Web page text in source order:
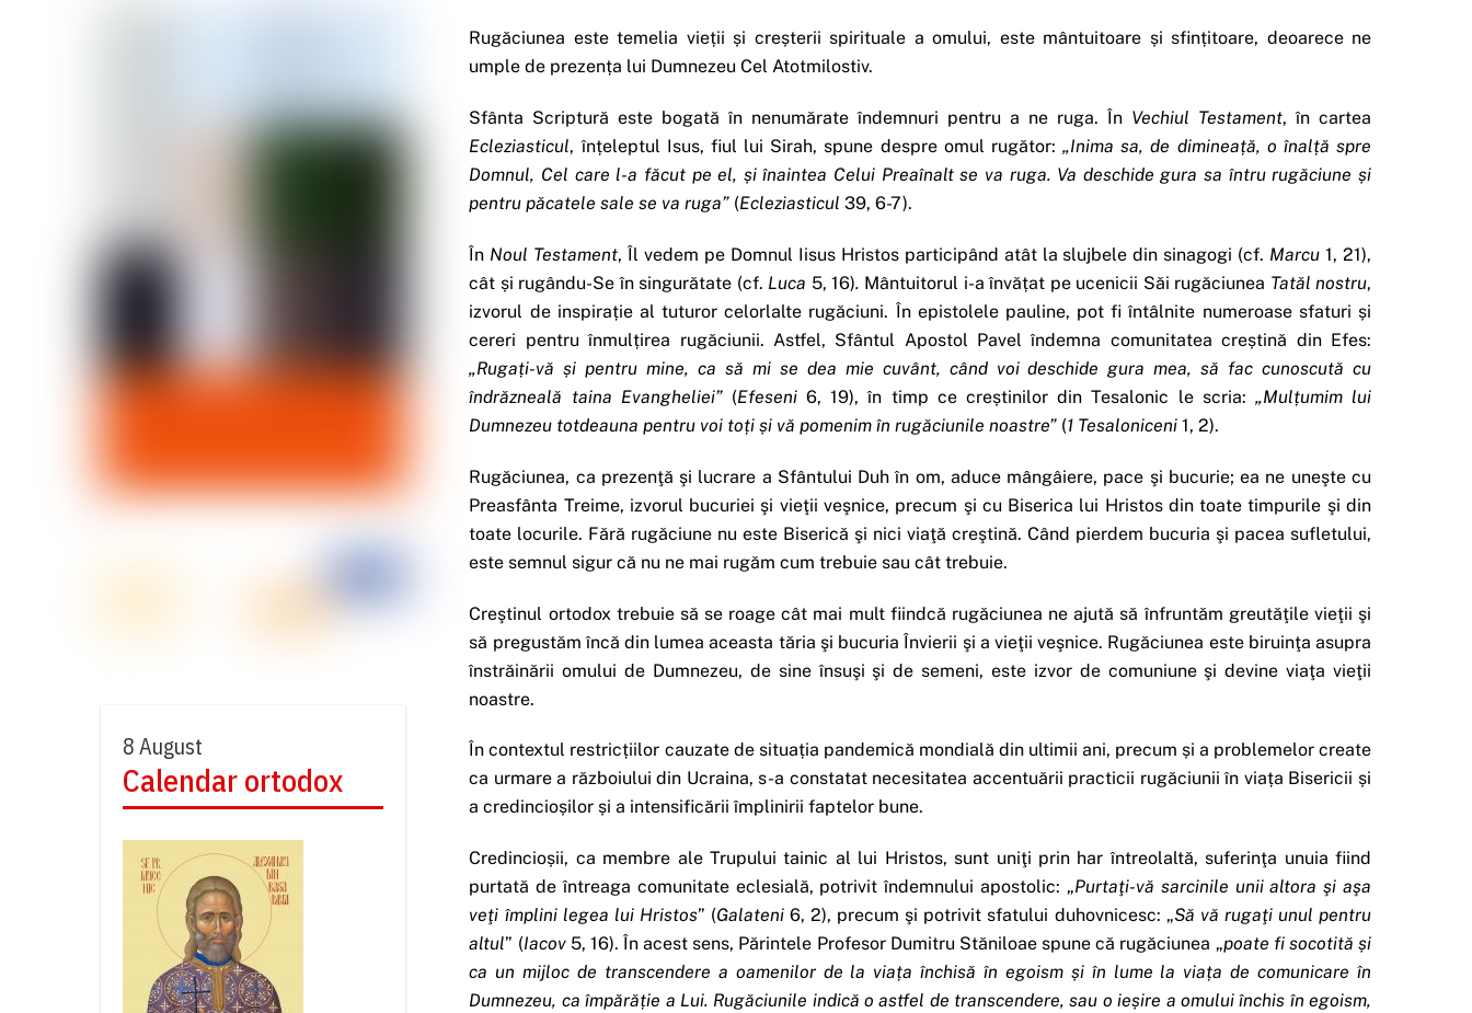
Rugăciunea este temelia vieții și creșterii spirituale a omului, este mântuitoare și sfințitoare, deoarece ne
umple de prezența lui Dumnezeu Cel Atotmilostiv.
Sfânta Scriptură este bogată în nenumărate îndemnuri pentru a ne ruga. În Vechiul Testament, în cartea
Ecleziasticul, înțeleptul Isus, fiul lui Sirah, spune despre omul rugător:„Inima sa, de dimineață, o înalță spre
Domnul, Cel care l-a făcut pe el, și înaintea Celui Preaînalt se va ruga. Va deschide gura sa întru rugăciuneși
pentru păcatele sale se va ruga” (Ecleziasticul 39, 6-7).
În Noul Testament, Îl vedem pe Domnul Iisus Hristos participând atât la slujbele din sinagogi (cf. Marcu 1, 21),
cât și rugându-Se în singurătate (cf. Luca 5, 16). Mântuitorul i-a învățat pe ucenicii Săi rugăciunea Tatăl nostru,
izvorul de inspirație al tuturor celorlalte rugăciuni. În epistolele pauline, pot fi întâlnite numeroase sfaturi și
cereri pentru înmulțirea rugăciunii. Astfel, Sfântul Apostol Pavel îndemna comunitatea creștină din Efes:
„Rugați-văși pentru mine, ca să mi se dea mie cuvânt, când voi deschide gura mea, să fac cunoscută cu
îndrăzneală taina Evangheliei”(Efeseni6, 19), în timp ce creștinilor din Tesalonic le scria: „Mulțumim lui
Dumnezeu totdeauna pentru voi toțiși vă pomenim în rugăciunile noastre” (1 Tesaloniceni 1, 2).
Rugăciunea, ca prezenţă şi lucrare a Sfântului Duh în om, aduce mângâiere, pace şi bucurie; ea ne uneşte cu
Preasfânta Treime, izvorul bucuriei şi vieţii veşnice, precum şi cu Biserica lui Hristos din toate timpurile şi din
toate locurile. Fără rugăciune nu este Biserică şi nici viaţă creştină. Când pierdem bucuria şi pacea sufletului,
este semnul sigur că nu ne mai rugăm cum trebuie sau cât trebuie.
Creştinul ortodox trebuie să se roage cât mai mult fiindcă rugăciunea ne ajută să înfruntăm greutăţile vieţii şi
să pregustăm încă din lumea aceasta tăria şi bucuria Învierii şi a vieţii veşnice. Rugăciunea este biruinţa asupra
înstrăinării omului de Dumnezeu, de sine însuşi şi de semeni, este izvor de comuniune şi devine viaţa vieţii
noastre.
În contextul restricțiilor cauzate de situația pandemică mondială din ultimii ani, precum și a problemelor create
ca urmare a războiului din Ucraina, s-a constatat necesitatea accentuării practicii rugăciunii în viața Bisericii și
a credincioșilor și a intensificării împlinirii faptelor bune.
Credincioșii, ca membre ale Trupului tainic al lui Hristos, sunt uniţi prin har întreolaltă, suferinţa unuia fiind
purtată de întreaga comunitate eclesială, potrivit îndemnului apostolic: „Purtaţi-vă sarcinile unii altora şi aşa
veţi împlini legea lui Hristos” (Galateni6, 2), precum şi potrivit sfatului duhovnicesc: „Să vă rugaţi unul pentru
altul” (Iacov5, 16). În acest sens, Părintele Profesor Dumitru Stăniloae spune că rugăciunea „poate fi socotităși
ca un mijloc de transcendere a oamenilor de la viața închisă în egoism și în lume la viața de comunicare în
Dumnezeu, ca împărăție a Lui. Rugăciunile indică o astfel de transcendere, sau o ieșire a omului închis în egoism,
8 August
Calendar ortodox